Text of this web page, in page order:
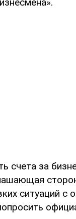
счета за
ситуаций с